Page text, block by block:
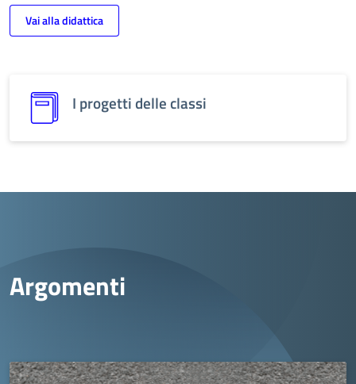
Vai alla didattica
I progetti delle classi
Argomenti